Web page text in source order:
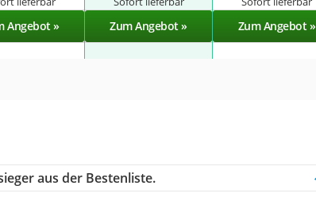
Angebot » Zum Angebot » Zum Angebot »
aus der Bestenliste.